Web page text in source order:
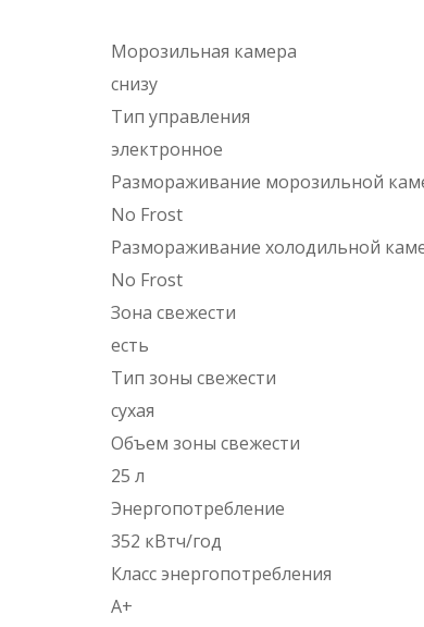
Морозильная камера
снизу
Тип управления
электронное
Размораживание морозильной
No Frost
Размораживание холодильной
No Frost
Зона свежести
есть
Тип зоны свежести
сухая
Объем зоны свежести
25 л
Энергопотребление
352 кВтч/год
Класс энергопотребления
A+